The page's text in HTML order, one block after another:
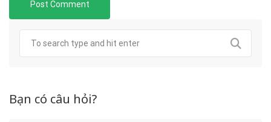
Bạn có câu hỏi?